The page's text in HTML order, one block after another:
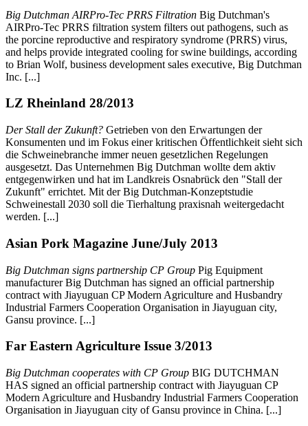
Big Dutchman AIRPro-Tec PRRS Filtration Big Dutchman's
AIRPro-Tec PRRS filtration system filters out pathogens, such as
the porcine reproductive and respiratory syndrome (PRRS) virus,
and helps provide integrated cooling for swine buildings, according
to Brian Wolf, business development sales executive, Big Dutchman
Inc. [...]
LZ Rheinland 28/2013
Der Stall der Zukunft? Getrieben von den Erwartungen der
Konsumenten und im Fokus einer kritischen Öffentlichkeit sieht sich
die Schweinebranche immer neuen gesetzlichen Regelungen
ausgesetzt. Das Unternehmen Big Dutchman wollte dem aktiv
entgegenwirken und hat im Landkreis Osnabrück den "Stall der
Zukunft" errichtet. Mit der Big Dutchman-Konzeptstudie
Schweinestall 2030 soll die Tierhaltung praxisnah weitergedacht
werden. [...]
Asian Pork Magazine June/July 2013
Big Dutchman signs partnership CP Group Pig Equipment
manufacturer Big Dutchman has signed an official partnership
contract with Jiayuguan CP Modern Agriculture and Husbandry
Industrial Farmers Cooperation Organisation in Jiayuguan city,
Gansu province. [...]
Far Eastern Agriculture Issue 3/2013
Big Dutchman cooperates with CP Group BIG DUTCHMAN
HAS signed an official partnership contract with Jiayuguan CP
Modern Agriculture and Husbandry Industrial Farmers Cooperation
Organisation in Jiayuguan city of Gansu province in China. [...]